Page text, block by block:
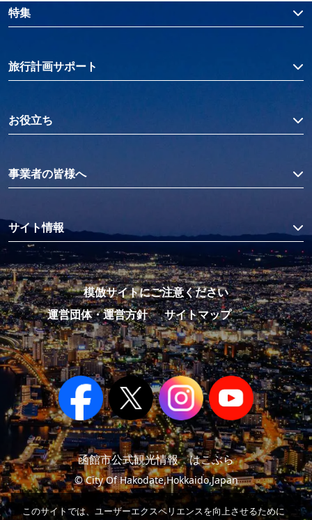
特集
旅行計画サポート
お役立ち
事業者の皆様へ
サイト情報
模倣サイトにご注意ください
運営団体・運営方針
サイトマップ
函館市公式観光情報 はこぶら
© City Of Hakodate,Hokkaido,Japan
このサイトでは、ユーザーエクスペリエンスを向上させるために